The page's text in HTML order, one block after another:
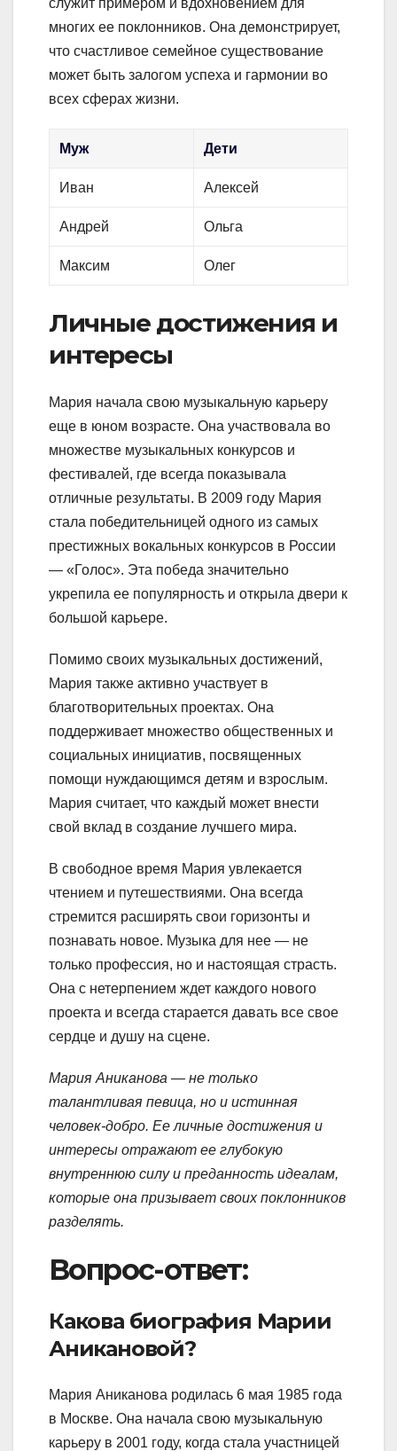
многих ее поклонников. Она демонстрирует,
что счастливое семейное существование
может быть залогом успеха и гармонии во
всех сферах жизни.
Муж Дети
Иван Алексей
Андрей Ольга
Максим Олег
Личные достижения и
интересы
Мария начала свою музыкальную карьеру
еще в юном возрасте. Она участвовала во
множестве музыкальных конкурсов и
фестивалей, где всегда показывала
отличные результаты. В 2009 году Мария
стала победительницей одного из самых
престижных вокальных конкурсов в России
— «Голос». Эта победа значительно
укрепила ее популярность и открыла двери к
большой карьере.
Помимо своих музыкальных достижений,
Мария также активно участвует в
благотворительных проектах. Она
поддерживает множество общественных и
социальных инициатив, посвященных
помощи нуждающимся детям и взрослым.
Мария считает, что каждый может внести
свой вклад в создание лучшего мира.
В свободное время Мария увлекается
чтением и путешествиями. Она всегда
стремится расширять свои горизонты и
познавать новое. Музыка для нее — не
только профессия, но и настоящая страсть.
Она с нетерпением ждет каждого нового
проекта и всегда старается давать все свое
сердце и душу на сцене.
Мария Аниканова — не только
талантливая певица, но и истинная
человек-добро. Ее личные достижения и
интересы отражают ее глубокую
внутреннюю силу и преданность идеалам,
которые она призывает своих поклонников
разделять.
Вопрос-ответ:
Какова биография Марии
Аникановой?
Мария Аниканова родилась 6 мая 1985 года
в Москве. Она начала свою музыкальную
карьеру в 2001 году, когда стала участницей